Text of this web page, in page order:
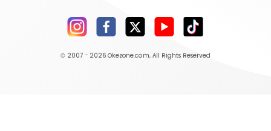
© 2007 - 2026 Okezone.com, All Rights Reserved